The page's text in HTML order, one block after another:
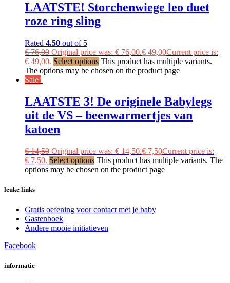
LAATSTE! Storchenwiege leo duet
roze ring sling
Rated 4.50 out of 5
€76,00 Original price was: € 76,00.€ 49,00Current price is:
€ 49,00. Select options This product has multiple variants.
The options may be chosen on the product page
Sale!
LAATSTE 3! De originele Babylegs
uit de VS – beenwarmertjes van
katoen
€14,50 Original price was: € 14,50.€ 7,50Current price is:
€ 7,50. Select options This product has multiple variants. The
options may be chosen on the product page
leuke links
Gratis oefening voor contact met je baby
Gastenboek
Andere mooie initiatieven
Facebook
informatie